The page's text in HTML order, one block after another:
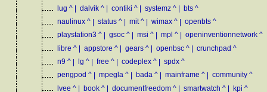
lug ^ | dalvik ^ | contiki ^ | systemz ^ | bts ^
naulinux ^ | status ^ | mit ^ | wimax ^ | openbts ^
playstation3 ^ | gsoc ^ | msi ^ | mpl ^ | openinventionnetwork ^
libre ^ | appstore ^ | gears ^ | openbsc ^ | crunchpad ^
n9 ^ | lg ^ | free ^ | codeplex ^ | spdx ^
pengpod ^ | mpegla ^ | bada ^ | mainframe ^ | community ^
lvee ^ | book ^ | documentfreedom ^ | smartwatch ^ | kpi ^